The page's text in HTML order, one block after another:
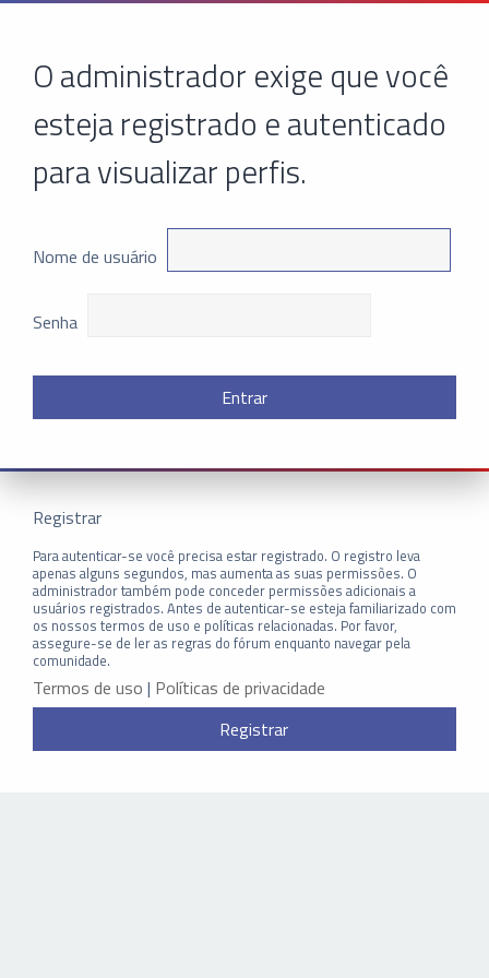
O administrador exige que você
esteja registrado e autenticado
para visualizar perfis.
Nome de usuário
Senha
Registrar
Para autenticar-se você precisa estar registrado. O registro leva
apenas alguns segundos, mas aumenta as suas permissões. O
administrador também pode conceder permissões adicionais a
usuários registrados. Antes de autenticar-se esteja familiarizado com
os nossos termos de uso e políticas relacionadas. Por favor,
assegure-se de ler as regras do fórum enquanto navegar pela
comunidade.
Termos de uso | Políticas de privacidade
Registrar